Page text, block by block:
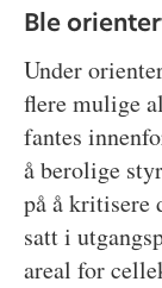
Ble
Under
flere mulige
fantes
å berolige
på å kritisere
satt i
areal for